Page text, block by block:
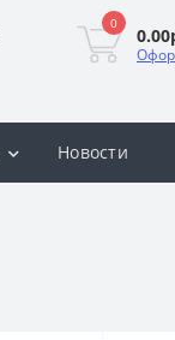
0
Новости